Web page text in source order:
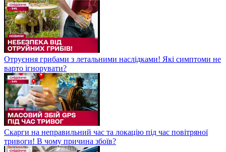
Отруєння грибами з летальними наслідками! Які симптоми не
варто ігнорувати?
Скарги на неправильний час та локацію під час повітряної
тривоги! В чому причина збоїв?